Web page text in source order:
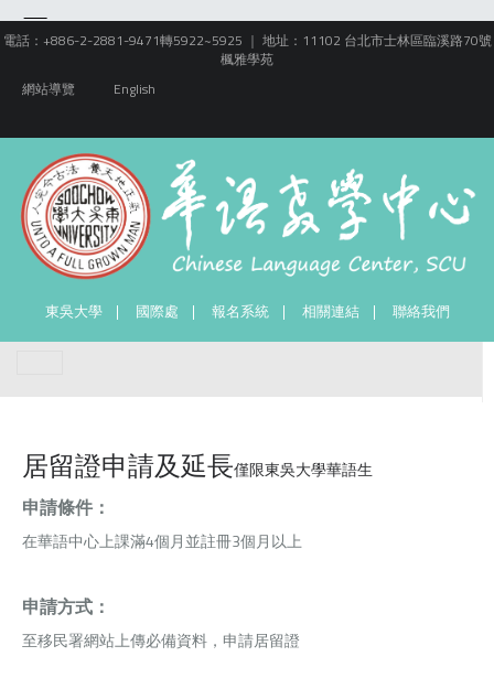
電話：+886-2-2881-9471轉5922~5925 ｜ 地址：11102 台北市士林區臨溪路70號
楓雅學苑
網站導覽
English
東吳大學 國際處 報名系統 相關連結 聯絡我們
居留證申請及延長僅限東吳大學華語生
申請條件：
在華語中心上課滿4個月並註冊3個月以上
申請方式：
至移民署網站上傳必備資料，申請居留證